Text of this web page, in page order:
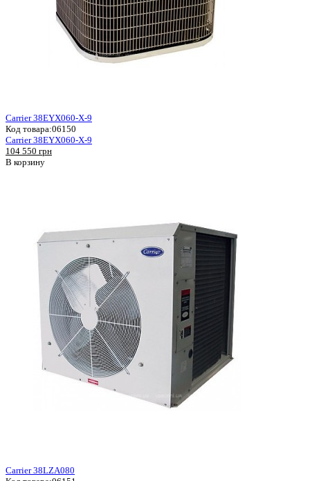
Carrier 38EYX060-X-9
Код товара:06150
Carrier 38EYX060-X-9
104 550 грн
В корзину
Carrier 38LZA080